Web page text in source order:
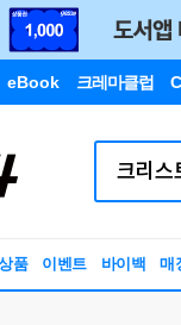
eBook 크레마클럽
품 이벤트 바이백 매